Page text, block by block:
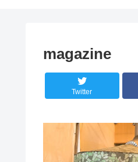
magazine
Twitter